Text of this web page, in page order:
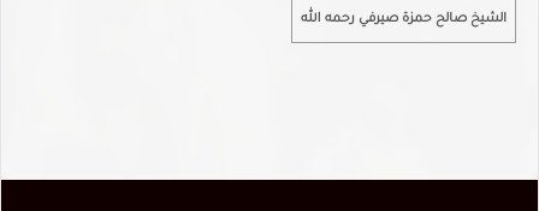
الشيخ صالح حمزة صيرفي رحمه الله